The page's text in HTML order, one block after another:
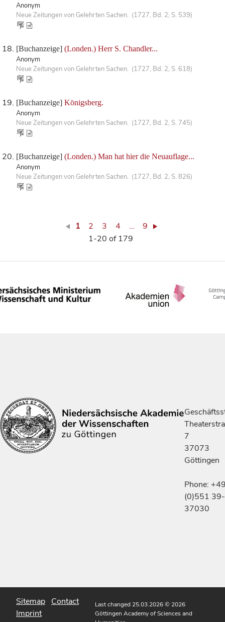
Anonym
Neue Zeitungen von Gelehrten Sachen. (1727, Bd. 2, S. 539)
[Buchanzeige] (Londen.) Herr S. Chandler...
Anonym
Neue Zeitungen von Gelehrten Sachen. (1727, Bd. 2, S. 618)
[Buchanzeige] Königsberg.
Anonym
Neue Zeitungen von Gelehrten Sachen. (1727, Bd. 2, S. 745)
[Buchanzeige] (Londen.) Man hat hier die Neuauflage...
Anonym
Neue Zeitungen von Gelehrten Sachen. (1727, Bd. 2, S. 826)
1 2 3 4 …
9
1-20 of 179
7
37073
Göttingen
Phone:
(0)551 39-
37030
Sitemap Contact
Imprint
Last changed 25.03.2026© 2026
Göttingen Academy of Sciences and